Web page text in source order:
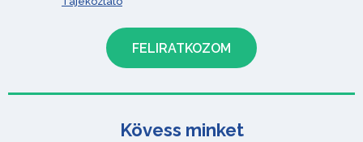
Kövess minket